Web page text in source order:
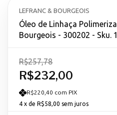
LEFRANC & BOURGEOIS
Óleo de Linhaça
Bourgeois - 300202 - Sku.
R$232,00
R$257,78
R$220,40 com PIX
4 x de R$58,00 sem juros